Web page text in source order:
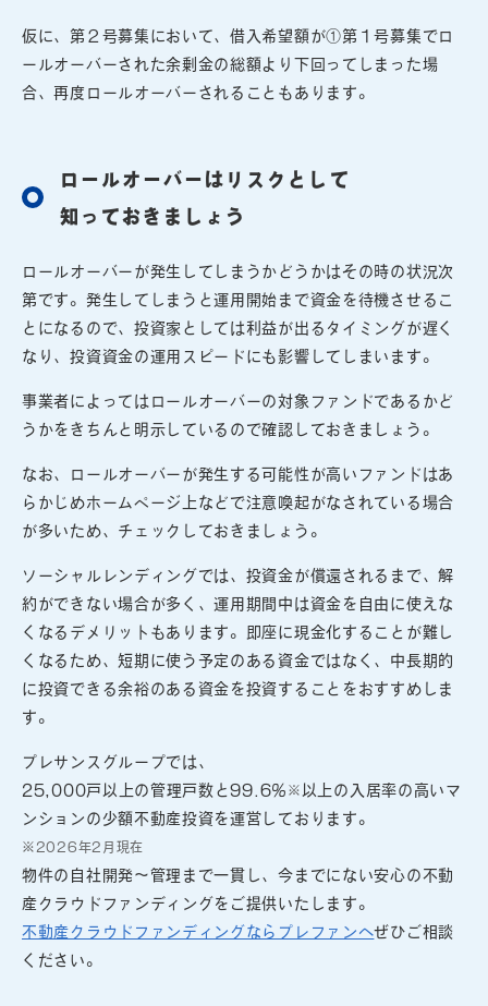
仮に、第２号募集において、借入希望額が①第１号募集でロ
ールオーバーされた余剰金の総額より下回ってしまった場
合、再度ロールオーバーされることもあります。
ロールオーバーはリスクとして
知っておきましょう
ロールオーバーが発生してしまうかどうかはその時の状況次
第です。発生してしまうと運用開始まで資金を待機させるこ
とになるので、投資家としては利益が出るタイミングが遅く
なり、投資資金の運用スピードにも影響してしまいます。
事業者によってはロールオーバーの対象ファンドであるかど
うかをきちんと明示しているので確認しておきましょう。
なお、ロールオーバーが発生する可能性が高いファンドはあ
らかじめホームページ上などで注意喚起がなされている場合
が多いため、チェックしておきましょう。
ソーシャルレンディングでは、投資金が償還されるまで、解
約ができない場合が多く、運用期間中は資金を自由に使えな
くなるデメリットもあります。即座に現金化することが難し
くなるため、短期に使う予定のある資金ではなく、中長期的
に投資できる余裕のある資金を投資することをおすすめしま
す。
プレサンスグループでは、
25,000戸以上の管理戸数と99.6％ ※ 以上の入居率の高いマ
ンションの少額不動産投資を運営しております。
※2026年2月現在
物件の自社開発～管理まで一貫し、今までにない安心の不動
産クラウドファンディングをご提供いたします。
不動産クラウドファンディングならプレファンへぜひご相談
ください。